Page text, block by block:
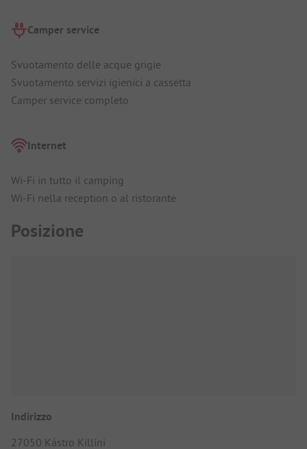
Camper service
Svuotamento delle acque grigie
Svuotamento servizi igienici a cassetta
Camper service completo
Internet
Wi-Fi in tutto il camping
Wi-Fi nella reception o al ristorante
Posizione
Indirizzo
27050 Kástro Killíni